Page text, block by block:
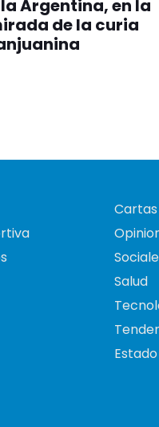
Argentina, en la
de la curia
Salud